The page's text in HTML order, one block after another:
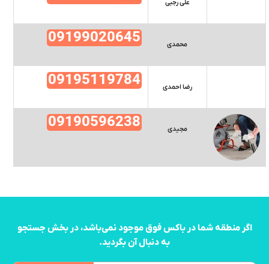
علی رجبی
محمدی 09199020645
رضا احمدی 09195119784
مجیدی 09190596238
اگر منطقه شما در باکس فوق موجود نمی‌باشد، در بخش جستجو
به دنبال آن بگردید.